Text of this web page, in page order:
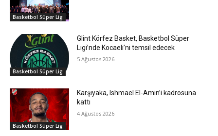
Basketbol Süper Lig
Basketbol Süper Lig
Glint Körfez Basket, Basketbol Süper
Ligi’nde Kocaeli’ni temsil edecek
5 Ağustos 2026
Basketbol Süper Lig
Karşıyaka, Ishmael El-Amin’i kadrosuna
kattı
4 Ağustos 2026